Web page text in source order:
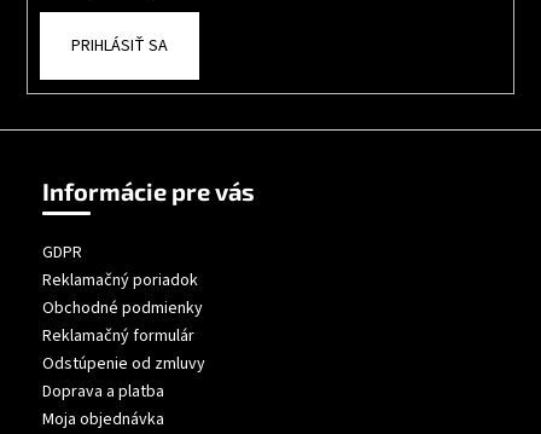
PRIHLÁSIŤ SA
Informácie pre vás
GDPR
Reklamačný poriadok
Obchodné podmienky
Reklamačný formulár
Odstúpenie od zmluvy
Doprava a platba
Moja objednávka